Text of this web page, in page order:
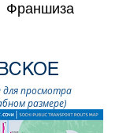
Франшиза
для просмотра
размере)